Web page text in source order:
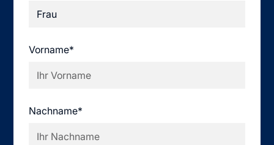
Vorname*
Nachname*